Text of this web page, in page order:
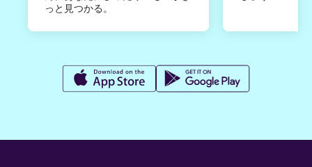
っと見つかる。